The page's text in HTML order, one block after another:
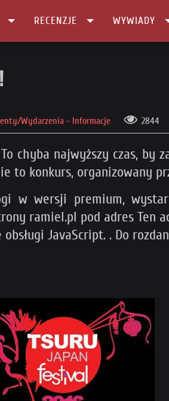
RECENZJE WYWIADY
Wydarzenia - Informacje 2844
chyba najwyższy czas, by
to konkurs, organizowany
w wersji premium,
ramiel.pl pod adresTen
JavaScript. . Do